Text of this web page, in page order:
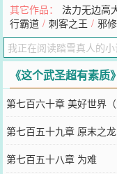
其它作品： 法力无边高
行霸道 / 刺客之王 / 邪
《这个武圣超有素质
第七百六十章 美好世界（
第七百五十九章 原末之龙
第七百五十八章 为难